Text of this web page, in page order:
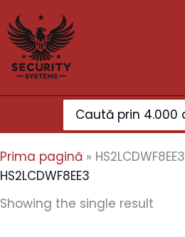
to
content
Search
for:
Prima pagină » HS2LCDWF8EE3
HS2LCDWF8EE3
Showing the single result